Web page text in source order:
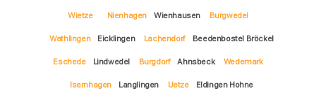
Wietze Nienhagen Wienhausen Burgwedel
Wathlingen Eicklingen Lachendorf Beedenbostel Bröckel
Eschede Lindwedel Burgdorf Ahnsbeck Wedemark
Isernhagen Langlingen Uetze Eldingen Hohne